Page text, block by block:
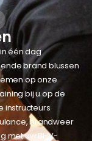
één dag
brand blussen
op onze
bij u op de
instructeurs
brandweer
met uw BHV-